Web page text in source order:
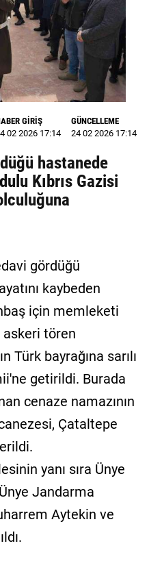
GİRİŞ
02 2026 17:14
GÜNCELLEME
24 02 2026 17:14
hastanede
Kıbrıs Gazisi
gördüğü
kaybeden
için memleketi
askeri tören
Türk bayrağına sarılı
getirildi. Burada
cenaze namazının
Çataltepe
yanı sıra Ünye
Jandarma
Aytekin ve